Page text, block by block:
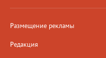
Размещение рекламы
Редакция